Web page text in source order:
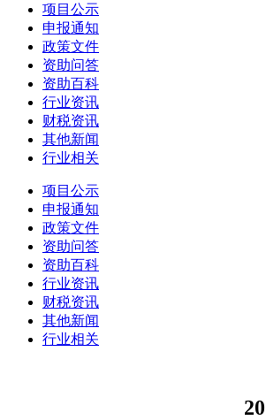
项目公示
申报通知
政策文件
资助问答
资助百科
行业资讯
财税资讯
其他新闻
行业相关
项目公示
申报通知
政策文件
资助问答
资助百科
行业资讯
财税资讯
其他新闻
行业相关